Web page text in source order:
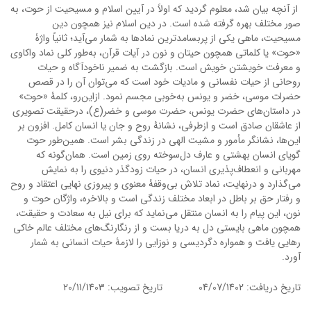
از آنچه بیان شد، معلوم گردید که اولاً در آیین اسلام و مسیحیت از حوت، به
صور مختلف بهره گرفته شده است. در دین اسلام نیز همچون دین
مسیحیت، ماهی یکی از پربسامدترین نمادها به شمار می‌آید؛ ثانیاً واژۀ
«حوت» یا کلماتی همچون حیتان و نون در آیات قرآن، به‌طور کلی نماد واکاوی
و معرفت خویشتن خویش است. بازگشت به ضمیر ناخودآگاه و حیات
روحانی از حیات نفسانی و مادیات خود است که می‌توان آن را در قصص
حضرات موسی، خضر و یونس به‌خوبی مجسم نمود. ازاین‌رو، کلمۀ «حوت»
در داستان‌‎های حضرت یونس، حضرت موسی و خضر(ع)، درحقیقت تصویری
از عاشقان صادق است و ازطرفی، نشانۀ روح و جان یا انسان کامل. افزون بر
این‌ها، نشانگر مأمور و مشیت الهی در زندگی بشر است. همین‌طور حوت
گویای انسان بهشتی و عارف دل‌سوخته روی زمین است. همان‌گونه که
مهربانی و انعطاف‌پذیری انسان، در حیات زودگذر دنیوی را به نمایش
می‌گذارد و درنهایت، نماد تلاش بی‌وقفۀ معنوی و پیروزی نهایی اعتقاد و روح
و رفتار حق بر باطل در ابعاد مختلف زندگی است و بالاخره، واژگان حوت و
نون، این پیام را به انسان منتقل می‌نماید که برای نیل به سعادت و حقیقت،
همچون ماهی بایستی دل به دریا بست و از رنگارنگ‌های مختلف عالم خاکی
رهایی یافت و همواره دگردیسی و نوزایی را لازمۀ حیات انسانی به شمار
آورد.
تاریخ دریافت: 04/07/1402 تاریخ تصویب: 20/11/1403